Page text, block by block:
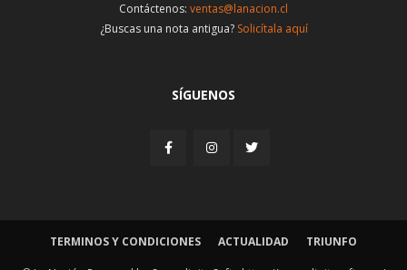
Contáctenos: ventas@lanacion.cl
¿Buscas una nota antigua? Solicítala aquí
SÍGUENOS
TERMINOS Y CONDICIONES ACTUALIDAD TRIUNFO